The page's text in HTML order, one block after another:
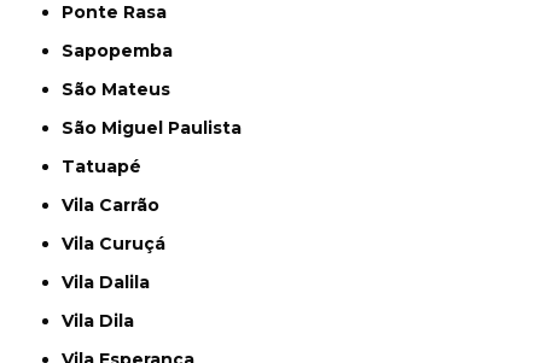
Ponte Rasa
Sapopemba
São Mateus
São Miguel Paulista
Tatuapé
Vila Carrão
Vila Curuçá
Vila Dalila
Vila Dila